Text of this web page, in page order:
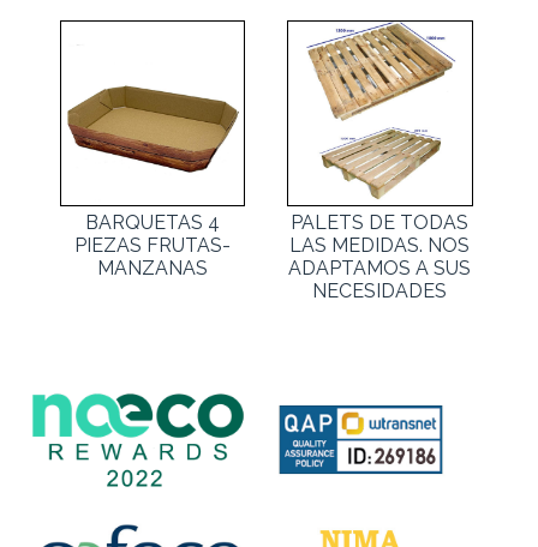
BARQUETAS 4
PIEZAS FRUTAS-
MANZANAS
PALETS DE TODAS
LAS MEDIDAS. NOS
ADAPTAMOS A SUS
NECESIDADES